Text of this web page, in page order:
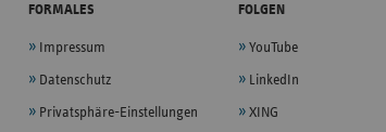
FORMALES
Impressum
Datenschutz
Privatsphäre-Einstellungen
FOLGEN
YouTube
LinkedIn
XING